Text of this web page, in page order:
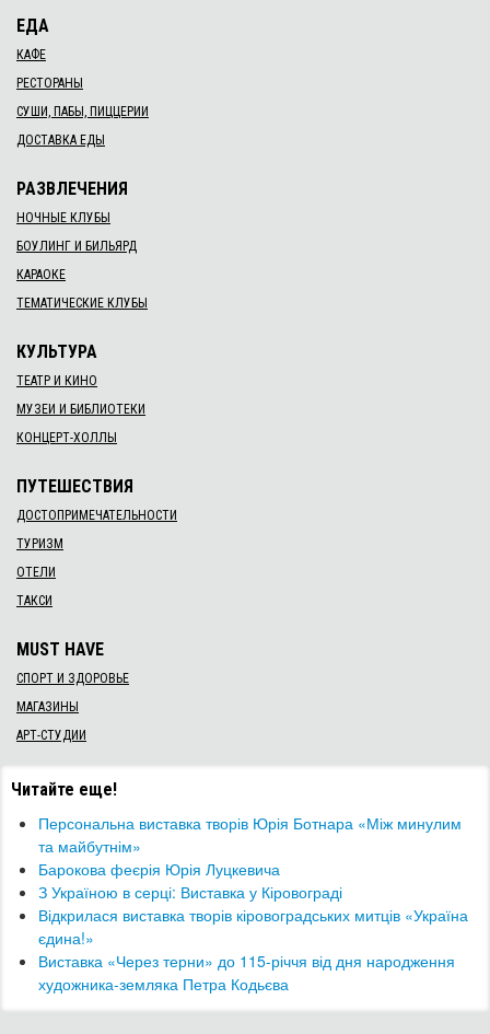
ЕДА
КАФЕ
РЕСТОРАНЫ
СУШИ, ПАБЫ, ПИЦЦЕРИИ
ДОСТАВКА ЕДЫ
РАЗВЛЕЧЕНИЯ
НОЧНЫЕ КЛУБЫ
БОУЛИНГ И БИЛЬЯРД
КАРАОКЕ
ТЕМАТИЧЕСКИЕ КЛУБЫ
КУЛЬТУРА
ТЕАТР И КИНО
МУЗЕИ И БИБЛИОТЕКИ
КОНЦЕРТ-ХОЛЛЫ
ПУТЕШЕСТВИЯ
ДОСТОПРИМЕЧАТЕЛЬНОСТИ
ТУРИЗМ
ОТЕЛИ
ТАКСИ
MUST HAVE
СПОРТ И ЗДОРОВЬЕ
МАГАЗИНЫ
АРТ-СТУДИИ
Читайте еще!
Персональна виставка творів Юрія Ботнара «Між минулим
та майбутнім»
Барокова феєрія Юрія Луцкевича
З Україною в серці: Виставка у Кіровограді
Відкрилася виставка творів кіровоградських митців «Україна
єдина!»
​Виставка «Через терни» до 115-річчя від дня народження
художника-земляка Петра Кодьєва